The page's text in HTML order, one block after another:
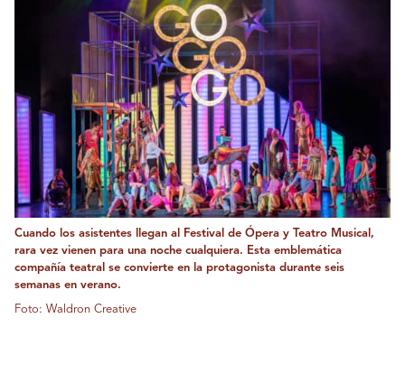
Cuando los asistentes llegan al Festival de Ópera y Teatro Musical,
rara vez vienen para una noche cualquiera. Esta emblemática
compañía teatral se convierte en la protagonista durante seis
semanas en verano.
Foto: Waldron Creative